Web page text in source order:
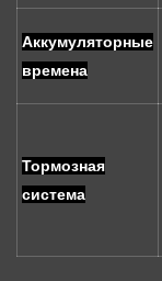
Аккумуляторные
времена
Тормозная
система